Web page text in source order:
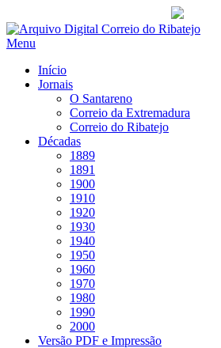
Saltar
para
Menu
Início
Jornais
O Santareno
Correio da Extremadura
Correio do Ribatejo
Décadas
1889
1891
1900
1910
1920
1930
1940
1950
1960
1970
1980
1990
2000
Versão PDF e Impressão